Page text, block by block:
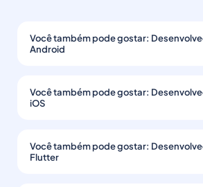
Você também pode gostar:
Android
Você também pode gostar:
iOS
Você também pode gostar:
Flutter